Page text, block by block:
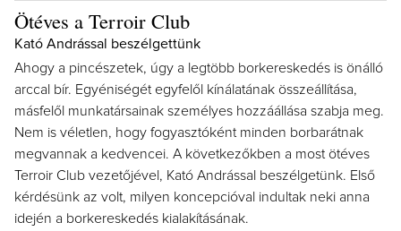
Ötéves a Terroir Club
Kató Andrással beszélgettünk
Ahogy a pincészetek, úgy a legtöbb borkereskedés is önálló
arccal bír. Egyéniségét egyfelől kínálatának összeállítása,
másfelől munkatársainak személyes hozzáállása szabja meg.
Nem is véletlen, hogy fogyasztóként minden borbarátnak
megvannak a kedvencei. A következőkben a most ötéves
Terroir Club vezetőjével, Kató Andrással beszélgetünk. Első
kérdésünk az volt, milyen koncepcióval indultak neki anna
idején a borkereskedés kialakításának.